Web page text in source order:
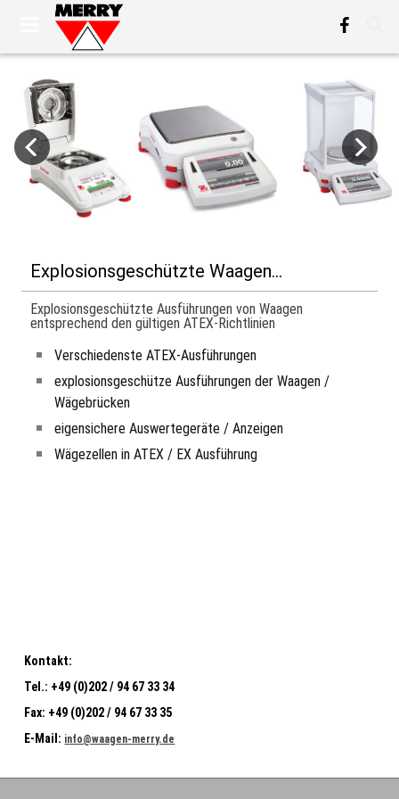
Explosionsgeschützte Waagen...
Explosionsgeschützte Ausführungen von Waagen
entsprechend den gültigen ATEX-Richtlinien
Verschiedenste ATEX-Ausführungen
explosionsgeschütze Ausführungen der Waagen /
Wägebrücken
eigensichere Auswertegeräte / Anzeigen
Wägezellen in ATEX / EX Ausführung
Kontakt:
Tel.: +49 (0)202 / 94 67 33 34
Fax: +49 (0)202 / 94 67 33 35
E-Mail: info@waagen-merry.de